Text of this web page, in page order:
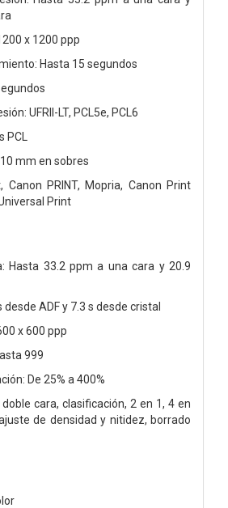
x 1200 ppp
Hasta 15 segundos
UFRII-LT, PCL5e, PCL6
mm en sobres
Canon PRINT, Mopria, Canon Print
Print
Hasta 33.2 ppm a una cara y 20.9
ADF y 7.3 s desde cristal
x 600 ppp
999
De 25% a 400%
doble cara, clasificación, 2 en 1, 4 en
de densidad y nitidez, borrado